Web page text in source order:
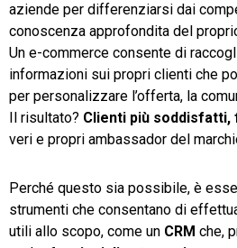
aziende per differenziarsi dai
conoscenza approfondita del
Un e-commerce consente di
informazioni sui propri clienti che
per personalizzare l’offerta, la
Il risultato? Clienti più soddisfatti,
veri e propri ambassador del
Perché questo sia possibile, è
strumenti che consentano di
utili allo scopo, come un CRM che,